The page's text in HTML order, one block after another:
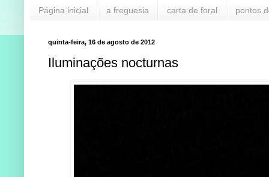
Página inicial a freguesia carta de foral pontos
quinta-feira, 16 de agosto de 2012
Iluminações nocturnas